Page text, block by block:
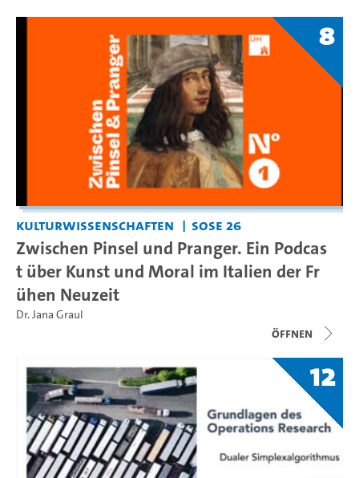
8
Kulturwissenschaften SoSe 26
Zwischen Pinsel und Pranger. Ein Podcas
t über Kunst und Moral im Italien der Fr
ühen Neuzeit
Dr. Jana Graul
Öffnen
12